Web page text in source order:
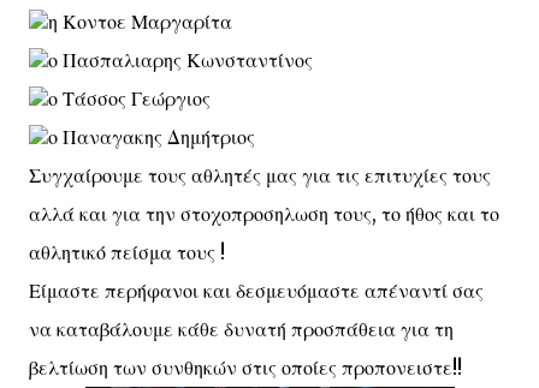
η Κοντοε Μαργαρίτα
ο Πασπαλιαρης Κωνσταντίνος
ο Τάσσος Γεώργιος
ο Παναγακης Δημήτριος
Συγχαίρουμε τους αθλητές μας για τις επιτυχίες τους
αλλά και για την στοχοπροσηλωση τους, το ήθος και το
αθλητικό πείσμα τους !
Είμαστε περήφανοι και δεσμευόμαστε απέναντί σας
να καταβάλουμε κάθε δυνατή προσπάθεια για τη
βελτίωση των συνθηκών στις οποίες προπονειστε!!